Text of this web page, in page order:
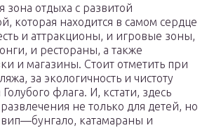
зона отдыха с развитой
которая находится в самом сердце
и аттракционы, и игровые зоны,
и рестораны, а также
и магазины. Стоит отметить при
за экологичность и чистоту
флага. И, кстати, здесь
не только для детей, но
катамараны и